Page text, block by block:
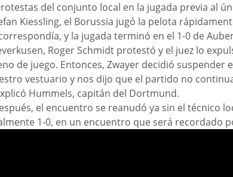
del conjunto local en la jugada previa al
Kiessling, el Borussia jugó la pelota
y la jugada terminó en el 1-0 de
Roger Schmidt protestó y el juez lo
de juego. Entonces, Zwayer decidió suspender
vestuario y nos dijo que el partido no
Hummels, capitán del Dortmund.
el encuentro se reanudó ya sin el técnico
1-0, en un encuentro que será recordado